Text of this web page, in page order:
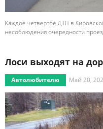
Каждое четвертое ДТП в
несоблюдения очередности
Лоси выходят на
Автолюбителю Май 20,